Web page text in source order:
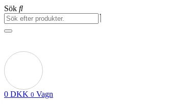
Sök
0 DKK 0 Vagn